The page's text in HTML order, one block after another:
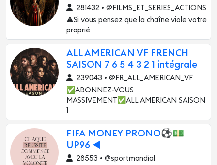
281432 • @FILMS_ET_SERIES_ACTIONS
⚠️Si vous pensez que la chaîne viole votre
proprié
ALL AMERICAN VF FRENCH
SAISON 7 6 5 4 3 2 1 intégrale
239043 • @FR_ALL_AMERICAN_VF
✅ABONNEZ-VOUS
MASSIVEMENT✅ALL AMERICAN SAISON
1
FIFA MONEY PRONO⚽️💵
UP96 ◀️
28553 • @sportmondial